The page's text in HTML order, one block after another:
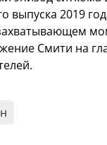
выпуска 2019
Смити на